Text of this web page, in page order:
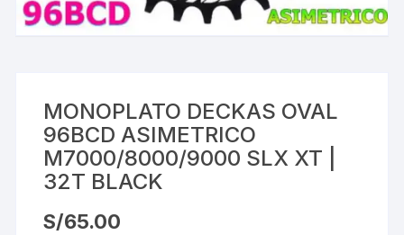
MONOPLATO DECKAS OVAL
96BCD ASIMETRICO
M7000/8000/9000 SLX XT |
32T BLACK
S/65.00